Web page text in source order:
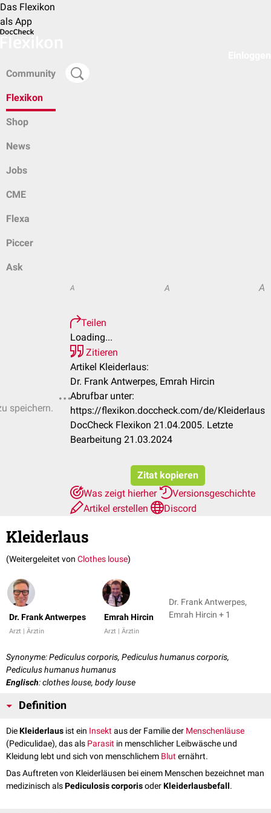
Das Flexikon
als App
Community
Flexikon
Shop
News
Jobs
CME
Flexa
Piccer
Ask
speichern.
A A A
Teilen
Loading...
Zitieren
Artikel Kleiderlaus:
Dr. Frank Antwerpes, Emrah Hircin
Abrufbar unter:
https://flexikon.doccheck.com/de/Kleiderlaus
DocCheck Flexikon 21.04.2005. Letzte
Bearbeitung 21.03.2024
Zitat kopieren
Was zeigt hierher
Versionsgeschichte
Artikel erstellen
Discord
Kleiderlaus
(Weitergeleitet von Clothes louse)
Dr. Frank Antwerpes
Arzt | Ärztin
Emrah Hircin
Arzt | Ärztin
Dr. Frank Antwerpes,
Emrah Hircin + 1
Synonyme: Pediculus corporis, Pediculus humanus corporis,
Pediculus humanus humanus
Englisch: clothes louse, body louse
Definition
DieKleiderlaus ist ein Insektaus der Familie der Menschenläuse
(Pediculidae), das als Parasit in menschlicher Leibwäsche und
Kleidung lebt und sich von menschlichem Bluternährt.
Das Auftreten von Kleiderläusen bei einem Menschen bezeichnet man
medizinisch alsPediculosis corporisoderKleiderlausbefall.